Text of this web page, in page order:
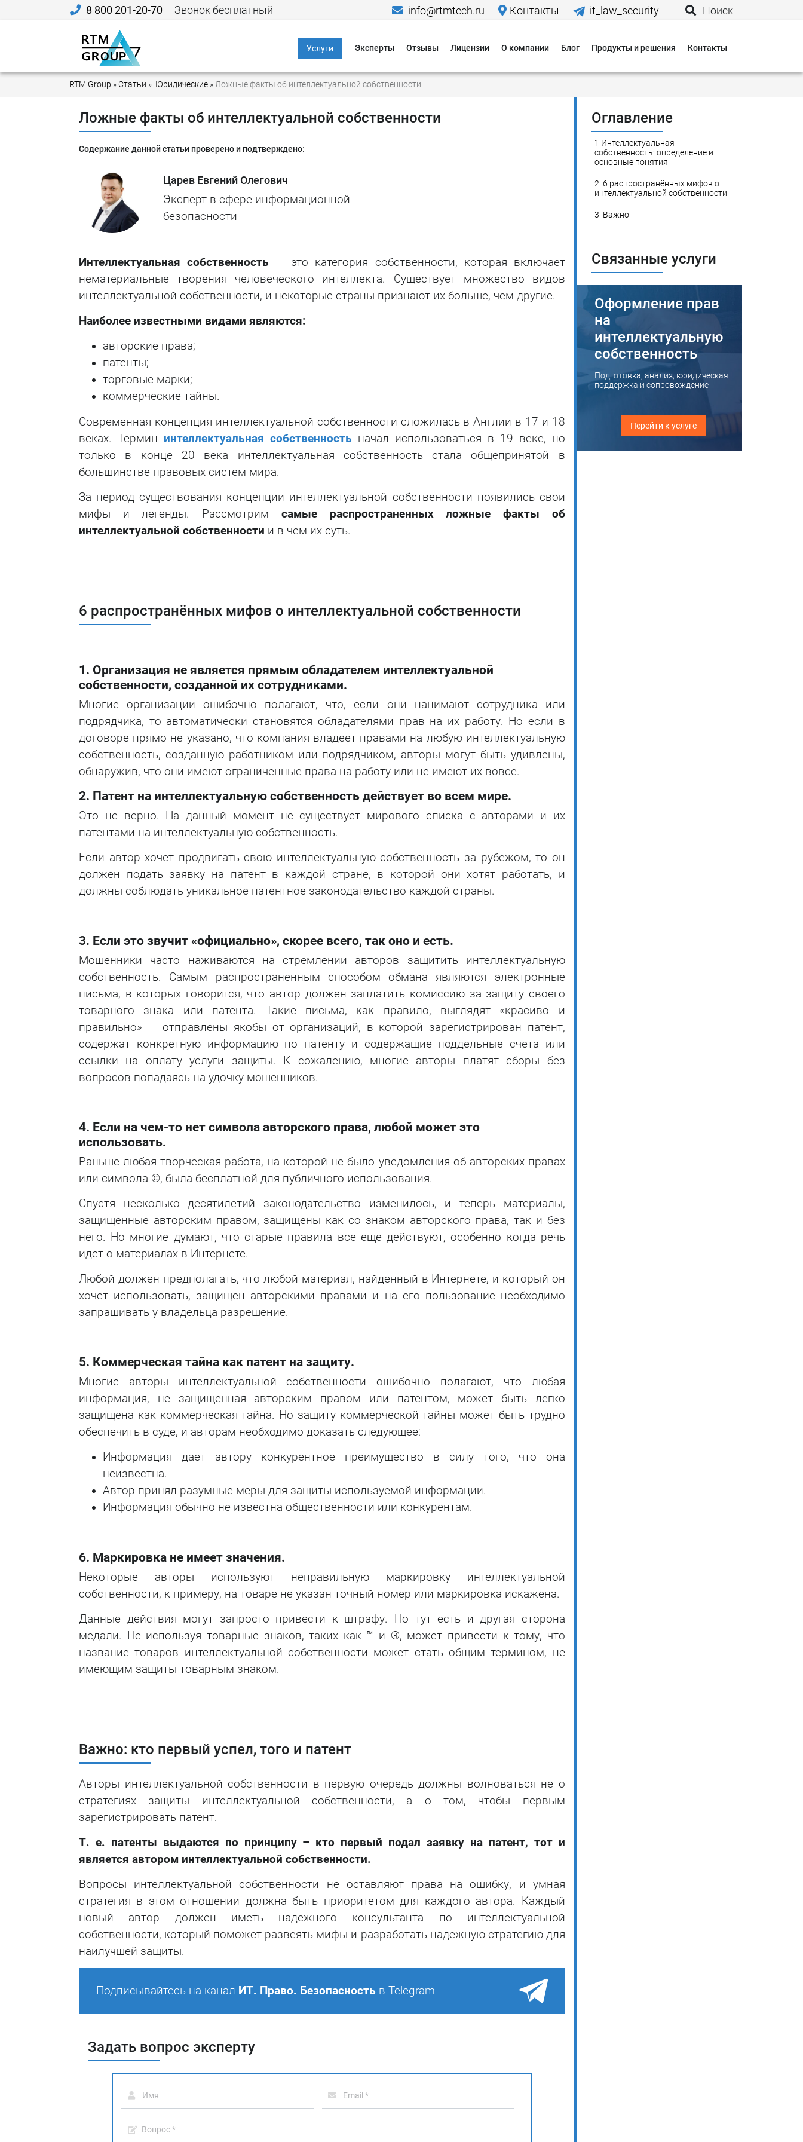
8 800 201-20-70 Звонок бесплатный info@rtmtech.ru Контакты it_law_security Поиск
Услуги
Информационная
безопасность
технические
Критическая
информационная
данные
Тестирование на
проникновение
Эксперты Отзывы Лицензии О компании
Мероприятия
Исследования
Блог Продукты и решения Контакты
RTM Group »Статьи » Юридические » Ложные факты об интеллектуальной собственности
Ложные факты об интеллектуальной собственности
Содержание данной статьи проверено и подтверждено:
Царев Евгений Олегович
Эксперт в сфере информационной
безопасности
Интеллектуальная собственность — это категория собственности, которая включает
нематериальные творения человеческого интеллекта. Существует множество видов
интеллектуальной собственности, и некоторые страны признают их больше, чем другие.
Наиболее известными видами являются:
авторские права;
патенты;
торговые марки;
коммерческие тайны.
Современная концепция интеллектуальной собственности сложилась в Англии в 17 и 18
веках. Термин интеллектуальная собственность начал использоваться в 19 веке, но
только в конце 20 века интеллектуальная собственность стала общепринятой в
большинстве правовых систем мира.
За период существования концепции интеллектуальной собственности появились свои
мифы и легенды. Рассмотрим самые распространенных ложные факты об
интеллектуальной собственности и в чем их суть.
6 распространённых мифов о интеллектуальной собственности
1. Организация не является прямым обладателем интеллектуальной
собственности, созданной их сотрудниками.
Многие организации ошибочно полагают, что, если они нанимают сотрудника или
подрядчика, то автоматически становятся обладателями прав на их работу. Но если в
договоре прямо не указано, что компания владеет правами на любую интеллектуальную
собственность, созданную работником или подрядчиком, авторы могут быть удивлены,
обнаружив, что они имеют ограниченные права на работу или не имеют их вовсе.
2. Патент на интеллектуальную собственность действует во всем мире.
Это не верно. На данный момент не существует мирового списка с авторами и их
патентами на интеллектуальную собственность.
Если автор хочет продвигать свою интеллектуальную собственность за рубежом, то он
должен подать заявку на патент в каждой стране, в которой они хотят работать, и
должны соблюдать уникальное патентное законодательство каждой страны.
3. Если это звучит «официально», скорее всего, так оно и есть.
Мошенники часто наживаются на стремлении авторов защитить интеллектуальную
собственность. Самым распространенным способом обмана являются электронные
письма, в которых говорится, что автор должен заплатить комиссию за защиту своего
товарного знака или патента. Такие письма, как правило, выглядят «красиво и
правильно» — отправлены якобы от организаций, в которой зарегистрирован патент,
содержат конкретную информацию по патенту и содержащие поддельные счета или
ссылки на оплату услуги защиты. К сожалению, многие авторы платят сборы без
вопросов попадаясь на удочку мошенников.
4. Если на чем-то нет символа авторского права, любой может это
использовать.
Раньше любая творческая работа, на которой не было уведомления об авторских правах
или символа ©, была бесплатной для публичного использования.
Спустя несколько десятилетий законодательство изменилось, и теперь материалы,
защищенные авторским правом, защищены как со знаком авторского права, так и без
него. Но многие думают, что старые правила все еще действуют, особенно когда речь
идет о материалах в Интернете.
Любой должен предполагать, что любой материал, найденный в Интернете, и который он
хочет использовать, защищен авторскими правами и на его пользование необходимо
запрашивать у владельца разрешение.
5. Коммерческая тайна как патент на защиту.
Многие авторы интеллектуальной собственности ошибочно полагают, что любая
информация, не защищенная авторским правом или патентом, может быть легко
защищена как коммерческая тайна. Но защиту коммерческой тайны может быть трудно
обеспечить в суде, и авторам необходимо доказать следующее:
Информация дает автору конкурентное преимущество в силу того, что она
неизвестна.
Автор принял разумные меры для защиты используемой информации.
Информация обычно не известна общественности или конкурентам.
6. Маркировка не имеет значения.
Некоторые авторы используют неправильную маркировку интеллектуальной
собственности, к примеру, на товаре не указан точный номер или маркировка искажена.
Данные действия могут запросто привести к штрафу. Но тут есть и другая сторона
медали. Не используя товарные знаков, таких как ™ и ®, может привести к тому, что
название товаров интеллектуальной собственности может стать общим термином, не
имеющим защиты товарным знаком.
Важно: кто первый успел, того и патент
Авторы интеллектуальной собственности в первую очередь должны волноваться не о
стратегиях защиты интеллектуальной собственности, а о том, чтобы первым
зарегистрировать патент.
Т. е. патенты выдаются по принципу – кто первый подал заявку на патент, тот и
является автором интеллектуальной собственности.
Вопросы интеллектуальной собственности не оставляют права на ошибку, и умная
стратегия в этом отношении должна быть приоритетом для каждого автора. Каждый
новый автор должен иметь надежного консультанта по интеллектуальной
собственности, который поможет развеять мифы и разработать надежную стратегию для
наилучшей защиты.
Подписывайтесь на канал ИТ. Право. Безопасность в Telegram
Задать вопрос эксперту
Оглавление
1 Интеллектуальная
собственность: определение и
основные понятия
2 6 распространённых мифов о
интеллектуальной собственности
3 Важно
Связанные услуги
Оформление прав
на
интеллектуальную
собственность
Подготовка, анализ, юридическая
поддержка и сопровождение
Перейти к услуге